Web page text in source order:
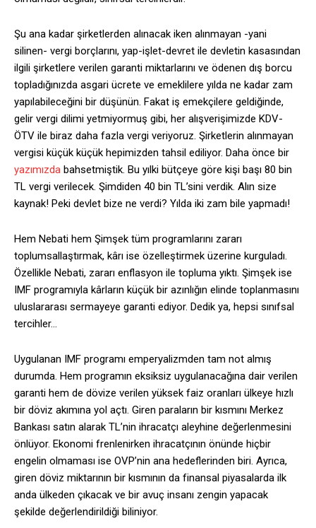
Şu ana kadar şirketlerden alınacak iken alınmayan -yani
silinen- vergi borçlarını, yap-işlet-devret ile devletin kasasından
ilgili şirketlere verilen garanti miktarlarını ve ödenen dış borcu
topladığınızda asgari ücrete ve emeklilere yılda ne kadar zam
yapılabileceğini bir düşünün. Fakat iş emekçilere geldiğinde,
gelir vergi dilimi yetmiyormuş gibi, her alışverişimizde KDV-
ÖTV ile biraz daha fazla vergi veriyoruz. Şirketlerin alınmayan
vergisi küçük küçük hepimizden tahsil ediliyor. Daha önce bir
yazımızda bahsetmiştik. Bu yılki bütçeye göre kişi başı 80 bin
TL vergi verilecek. Şimdiden 40 bin TL’sini verdik. Alın size
kaynak! Peki devlet bize ne verdi? Yılda iki zam bile yapmadı!
Hem Nebati hem Şimşek tüm programlarını zararı
toplumsallaştırmak, kârı ise özelleştirmek üzerine kurguladı.
Özellikle Nebati, zararı enflasyon ile topluma yıktı. Şimşek ise
IMF programıyla kârların küçük bir azınlığın elinde toplanmasını
uluslararası sermayeye garanti ediyor. Dedik ya, hepsi sınıfsal
tercihler…
Uygulanan IMF programı emperyalizmden tam not almış
durumda. Hem programın eksiksiz uygulanacağına dair verilen
garanti hem de dövize verilen yüksek faiz oranları ülkeye hızlı
bir döviz akımına yol açtı. Giren paraların bir kısmını Merkez
Bankası satın alarak TL’nin ihracatçı aleyhine değerlenmesini
önlüyor. Ekonomi frenlenirken ihracatçının önünde hiçbir
engelin olmaması ise OVP’nin ana hedeflerinden biri. Ayrıca,
giren döviz miktarının bir kısmının da finansal piyasalarda ilk
anda ülkeden çıkacak ve bir avuç insanı zengin yapacak
şekilde değerlendirildiği biliniyor.